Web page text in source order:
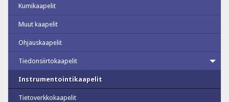
Kumikaapelit
Muut kaapelit
Ohjauskaapelit
Tiedonsiirtokaapelit
Instrumentointikaapelit
Tietoverkkokaapelit